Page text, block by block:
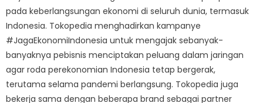
pada keberlangsungan ekonomi di seluruh dunia, termasuk
Indonesia. Tokopedia menghadirkan kampanye
#JagaEkonomiIndonesia untuk mengajak sebanyak-
banyaknya pebisnis menciptakan peluang dalam jaringan
agar roda perekonomian Indonesia tetap bergerak,
terutama selama pandemi berlangsung. Tokopedia juga
bekerja sama dengan beberapa brand sebagai partner